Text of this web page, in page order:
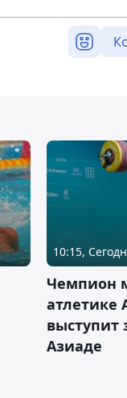
10:15,
Чемпион
атлетике
выступит
Азиаде